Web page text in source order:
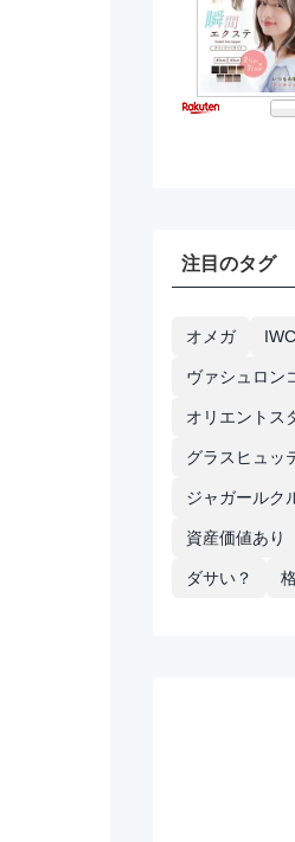
注目のタグ
オメガ IWC
ヴァシュロン
オリエントス
グラスヒュッ
ジャガールク
資産価値あり
ダサい？